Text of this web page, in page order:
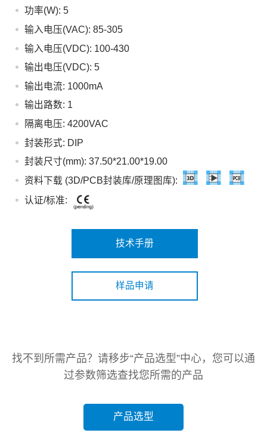
功率(W): 5
输入电压(VAC): 85-305
输入电压(VDC): 100-430
输出电压(VDC): 5
输出电流: 1000mA
输出路数: 1
隔离电压: 4200VAC
封装形式: DIP
封装尺寸(mm): 37.50*21.00*19.00
资料下载 (3D/PCB封装库/原理图库):
认证/标准:
技术手册
样品申请
找不到所需产品？请移步“产品选型”中心，您可以通
过参数筛选查找您所需的产品
产品选型